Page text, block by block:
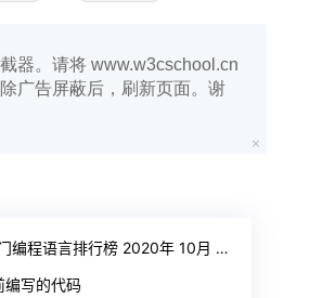
器。请将 www.w3cschool.cn
广告屏蔽后，刷新页面。谢
程语言排行榜 2020年 10月 TOP10
编写的代码